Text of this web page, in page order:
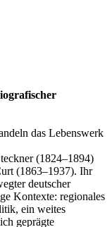
das Lebenswerk
(1824–1894)
(1863–1937). Ihr
deutscher
Kontexte: regionales
ein weites
geprägte